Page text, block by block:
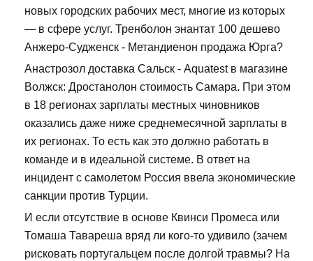
новых городских рабочих мест, многие из которых
— в сфере услуг. Тренболон энантат 100 дешево
Анжеро-Судженск - Метандиенон продажа Юрга?
Анастрозол доставка Сальск - Aquatest в магазине
Волжск: Дростанолон стоимость Самара. При этом
в 18 регионах зарплаты местных чиновников
оказались даже ниже среднемесячной зарплаты в
их регионах. То есть как это должно работать в
команде и в идеальной системе. В ответ на
инцидент с самолетом Россия ввела экономические
санкции против Турции.
И если отсутствие в основе Квинси Промеса или
Томаша Тавареша вряд ли кого-то удивило (зачем
рисковать португальцем после долгой травмы? На